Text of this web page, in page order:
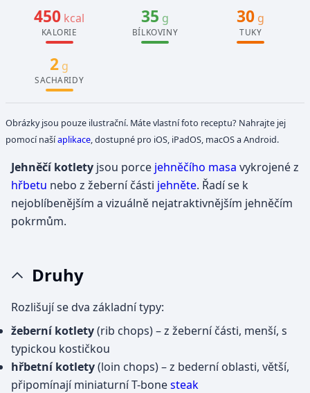
450 kcal
KALORIE
35 g
BÍLKOVINY
30 g
TUKY
2 g
SACHARIDY
Obrázky jsou pouze ilustrační. Máte vlastní foto receptu? Nahrajte jej
pomocí našíaplikace, dostupné pro iOS, iPadOS, macOS a Android.
Jehněčí kotlety jsou porce jehněčího masa vykrojené z
hřbetu nebo z žeberní části jehněte. Řadí se k
nejoblíbenějším a vizuálně nejatraktivnějším jehněčím
pokrmům.
Druhy
Rozlišují se dva základní typy:
žeberní kotlety(rib chops) – z žeberní části, menší, s
typickou kostičkou
hřbetní kotlety(loin chops) – z bederní oblasti, větší,
připomínají miniaturní T-bonesteak